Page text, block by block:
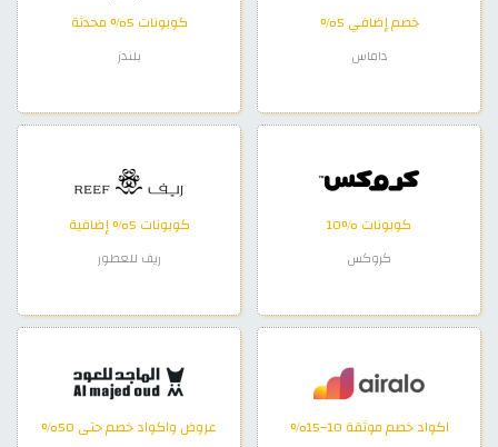
خصم إضافي 5%
داماس
كوبونات 5% محدثة
بلندز
كوبونات %10
كروكس
كوبونات 5% إضافية
ريف للعطور
اكواد خصم موثقة 10–15% عروض واكواد خصم حتى 50%